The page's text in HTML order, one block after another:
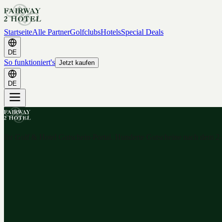
StartseiteAlle PartnerGolfclubsHotelsSpecial Deals
DE
So funktioniert's Jetzt kaufen
DE